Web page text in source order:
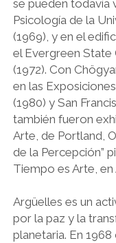
se pueden todavía
Psicología de la
(1969), y en el
el Evergreen State
(1972). Con
en las
(1980) y San
también fueron
Arte, de Portland,
de la Percepción”
Tiempo es Arte,
Argüelles es un
por la paz y la
planetaria. En